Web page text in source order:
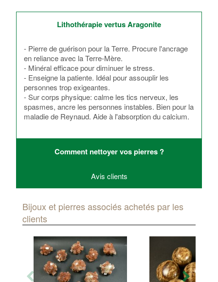
Lithothérapie vertus Aragonite
- Pierre de guérison pour la Terre. Procure l'ancrage
en reliance avec la Terre-Mère.
- Minéral efficace pour diminuer le stress.
- Enseigne la patiente. Idéal pour assouplir les
personnes trop exigeantes.
- Sur corps physique: calme les tics nerveux, les
spasmes, ancre les personnes instables. Bien pour la
maladie de Reynaud. Aide à l'absorption du calcium.
Comment nettoyer vos pierres ?
Avis clients
Bijoux et pierres associés achetés par les
clients